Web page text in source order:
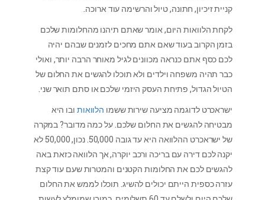
קניית זיכיון, חתונה, טיול והרשימה עוד ארוכה.
לקחת הלוואות היום, אומר שאתם תיהנו מהחלומות שלכם
בזמן הקרוב בעוד שאם אתם מחכים לזמנים שבהם יהיה
לכם כסף אתם כנראה מכוונים לגיל מאוחר הרבה יותר, ואולי
כבר תהיה משפחה וילדים ולא תוכלו להגשים את החלום של
הטיול הגדול, פתיחת העסק היזמי שלכם או סתם תואר שני.
ישראכרט לדוגמה מציעה שירות ששמו הלוואות ובו היא
מבטיחה להגשים את החלום שלכם. על כמה מדובר? במקרה
של ישראכרט ההלוואה היא עד גובה 50,000. נכון, 50,000 לא
יקנה לכם דירה עם בריכה ורכב יוקרה, אך הלוואה כזאת באה
להגשים לכם את החלומות הקטנים והמטרות שעם עוד קצת
עזרה כספית הייתם יכולים להשיג. תוכלו לממש את החלום